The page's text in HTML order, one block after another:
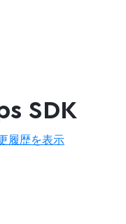
SDK
履歴を表示